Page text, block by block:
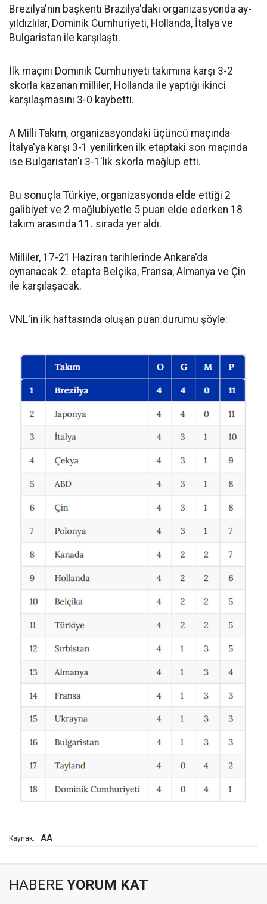
Brezilya'nın başkenti Brazilya'daki organizasyonda ay-
yıldızlılar, Dominik Cumhuriyeti, Hollanda, İtalya ve
Bulgaristan ile karşılaştı.
İlk maçını Dominik Cumhuriyeti takımına karşı 3-2
skorla kazanan milliler, Hollanda ile yaptığı ikinci
karşılaşmasını 3-0 kaybetti.
A Milli Takım, organizasyondaki üçüncü maçında
İtalya'ya karşı 3-1 yenilirken ilk etaptaki son maçında
ise Bulgaristan'ı 3-1'lik skorla mağlup etti.
Bu sonuçla Türkiye, organizasyonda elde ettiği 2
galibiyet ve 2 mağlubiyetle 5 puan elde ederken 18
takım arasında 11. sırada yer aldı.
Milliler, 17-21 Haziran tarihlerinde Ankara'da
oynanacak 2. etapta Belçika, Fransa, Almanya ve Çin
ile karşılaşacak.
VNL'in ilk haftasında oluşan puan durumu şöyle:
Kaynak: AA
HABERE YORUM KAT